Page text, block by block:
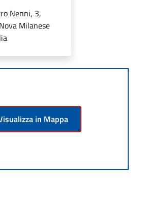
Nenni, 3,
Milanese
in Mappa